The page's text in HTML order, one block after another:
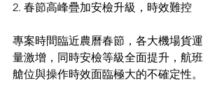
2. 春節高峰疊加安檢升級，時效難控
專案時間臨近農曆春節，各大機場貨運
量激增，同時安檢等級全面提升，航班
艙位與操作時效面臨極大的不確定性。